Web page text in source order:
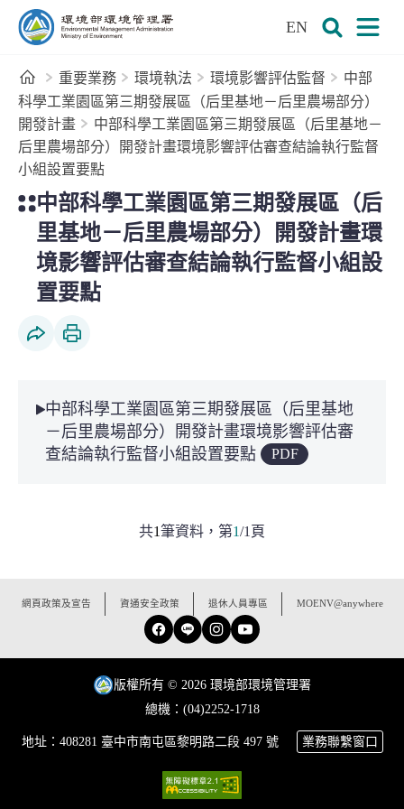
跳到主要內容區塊
EN
首頁重要業務 環境執法 環境影響評估監督
中部
科學工業園區第三期發展區（后里基地－后里農場部分）
開發計畫
中部科學工業園區第三期發展區（后里基地－
后里農場部分）開發計畫環境影響評估審查結論執行監督
小組設置要點
中部科學工業園區第三期發展區（后
里基地－后里農場部分）開發計畫環
境影響評估審查結論執行監督小組設
置要點
中部科學工業園區第三期發展區（后里基地
－后里農場部分）開發計畫環境影響評估審
查結論執行監督小組設置要點
PDF
共1筆資料， 第1/1 頁
網頁政策及宣告 資通安全政策 退休人員專區 MOENV@anywhere
Facebook
LineInstagram
YouTube
版權所有 © 2026 環境部環境管理署
總機：(04)2252-1718
地址：408281 臺中市南屯區黎明路二段 497 號 業務聯繫窗口